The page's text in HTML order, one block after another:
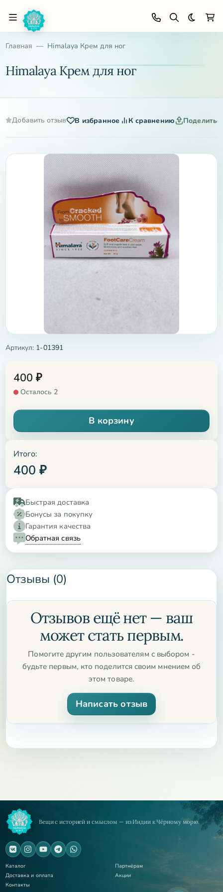
Темная
Главная Himalaya Крем для ног
Himalaya Крем для ног
Добавить отзыв В избранное К сравнению
Артикул: 1-01391
400 ₽
Осталось 2
В корзину
Итого:
400 ₽
Быстрая доставка
Бонусы за покупку
Гарантия качества
Обратная связь
Отзывы (0)
Отзывов ещё нет — ваш
может стать первым.
Помогите другим пользователям с выбором -
будьте первым, кто поделится своим мнением об
этом товаре.
Написать отзыв
Вещи с историей и смыслом — из Индии к Чёрному морю.
Каталог
Партнёрам
Доставка и оплата
Акции
Контакты